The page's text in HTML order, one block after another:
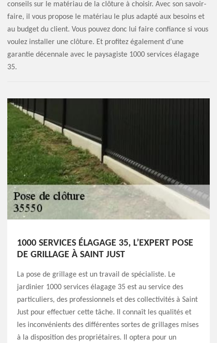
conseils sur le matériau de la clôture à choisir. Avec son savoir-
faire, il vous propose le matériau le plus adapté aux besoins et
au budget du client. Vous pouvez donc lui faire confiance si vous
voulez installer une clôture. Et profitez également d’une
garantie décennale avec le paysagiste 1000 services élagage
35.
1000 SERVICES ÉLAGAGE 35, L’EXPERT POSE
DE GRILLAGE À SAINT JUST
La pose de grillage est un travail de spécialiste. Le
jardinier 1000 services élagage 35 est au service des
particuliers, des professionnels et des collectivités à Saint
Just pour effectuer cette tâche. Il connaît les qualités et
les inconvénients des différentes sortes de grillages mises
à la disposition des propriétaires. Il optera pour un